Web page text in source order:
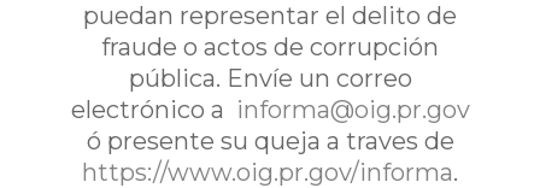
puedan representar el delito de
fraude o actos de corrupción
pública. Envíe un correo
electrónico a informa@oig.pr.gov
ó presente su queja a traves de
https://www.oig.pr.gov/informa.